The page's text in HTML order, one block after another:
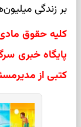
بر زندگی
کلیه حقوق
پایگاه خبری
کتبی از